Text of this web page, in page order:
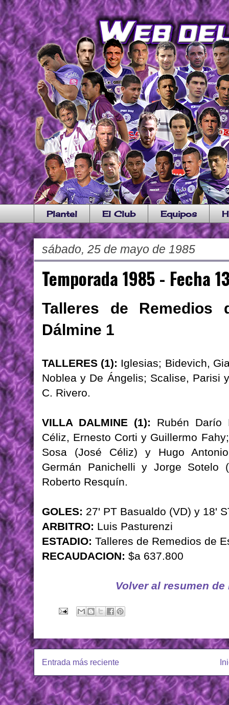
Plantel El Club Equipos
sábado, 25 de mayo de 1985
Temporada 1985 - Fecha
Talleres de
Dálmine 1
TALLERES (1): Iglesias; Bidevich,
Noblea y De Ángelis; Scalise, Parisi
C. Rivero.
VILLA DALMINE (1): Rubén Darío
Céliz, Ernesto Corti y Guillermo
Sosa (José Céliz) y Hugo
Germán Panichelli y Jorge Sotelo
Roberto Resquín.
GOLES: 27' PT Basualdo (VD) y 18'
ARBITRO: Luis Pasturenzi
ESTADIO: Talleres de Remedios de
RECAUDACION: $a 637.800
Volver al resumen
Entrada más reciente